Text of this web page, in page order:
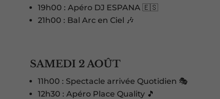
19h00 : Apéro DJ ESPANA 🇪🇸
21h00 : Bal Arc en Ciel 🎶
SAMEDI 2 AOÛT
11h00 : Spectacle arrivée Quotidien 🎭
12h30 : Apéro Place Quality 🎵